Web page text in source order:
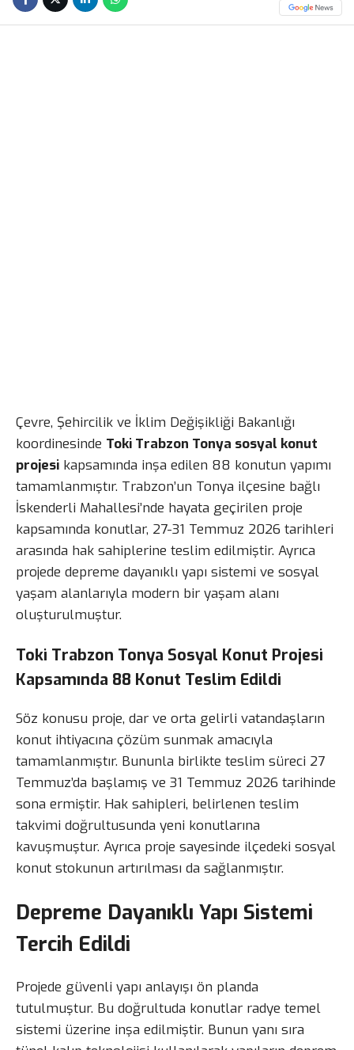
Çevre, Şehircilik ve İklim Değişikliği Bakanlığı
koordinesinde Toki Trabzon Tonya sosyal konut
projesi kapsamında inşa edilen 88 konutun yapımı
tamamlanmıştır. Trabzon’un Tonya ilçesine bağlı
İskenderli Mahallesi’nde hayata geçirilen proje
kapsamında konutlar, 27-31 Temmuz 2026 tarihleri
arasında hak sahiplerine teslim edilmiştir. Ayrıca
projede depreme dayanıklı yapı sistemi ve sosyal
yaşam alanlarıyla modern bir yaşam alanı
oluşturulmuştur.
Toki Trabzon Tonya Sosyal Konut Projesi
Kapsamında 88 Konut Teslim Edildi
Söz konusu proje, dar ve orta gelirli vatandaşların
konut ihtiyacına çözüm sunmak amacıyla
tamamlanmıştır. Bununla birlikte teslim süreci 27
Temmuz’da başlamış ve 31 Temmuz 2026 tarihinde
sona ermiştir. Hak sahipleri, belirlenen teslim
takvimi doğrultusunda yeni konutlarına
kavuşmuştur. Ayrıca proje sayesinde ilçedeki sosyal
konut stokunun artırılması da sağlanmıştır.
Depreme Dayanıklı Yapı Sistemi
Tercih Edildi
Projede güvenli yapı anlayışı ön planda
tutulmuştur. Bu doğrultuda konutlar radye temel
sistemi üzerine inşa edilmiştir. Bunun yanı sıra